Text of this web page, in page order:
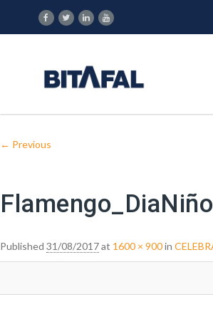
Image navigation
← Previous
Published 31/08/2017at 1600 × 900in